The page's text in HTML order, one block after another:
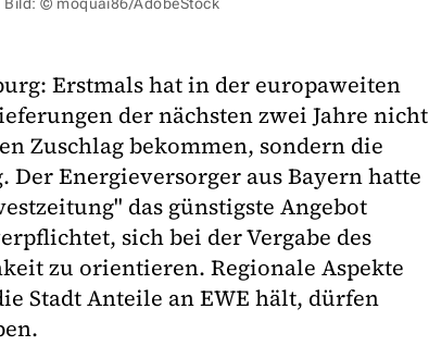
Bild: © moquai86/AdobeStock
Erstmals hat in der europaweiten
der nächsten zwei Jahre nicht
Zuschlag bekommen, sondern die
Der Energieversorger aus Bayern hatte
das günstigste Angebot
sich bei der Vergabe des
zu orientieren. Regionale Aspekte
Stadt Anteile an EWE hält, dürfen